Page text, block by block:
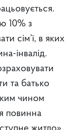
10% з
сім’ї, в яких
інвалід.
та батько
чином
повинна